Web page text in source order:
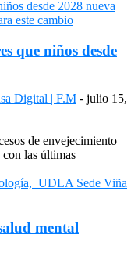
que niños desde
Digital | F.M - julio 15,
de envejecimiento
con las últimas
mental